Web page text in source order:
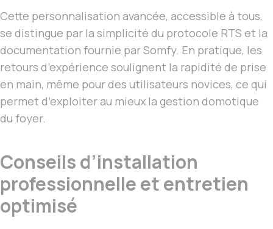
Cette personnalisation avancée, accessible à tous,
se distingue par la simplicité du protocole RTS et la
documentation fournie par Somfy. En pratique, les
retours d’expérience soulignent la rapidité de prise
en main, même pour des utilisateurs novices, ce qui
permet d’exploiter au mieux la gestion domotique
du foyer.
Conseils d’installation
professionnelle et entretien
optimisé